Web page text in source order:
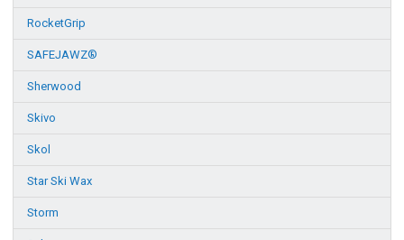
RocketGrip
SAFEJAWZ®
Sherwood
Skivo
Skol
Star Ski Wax
Storm